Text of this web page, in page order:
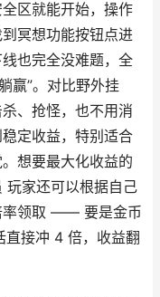
区就能开始，操作
冥想功能按钮点进
也完全没难题，全
赢”。对比野外挂
、抢怪，也不用消
定收益，特别适合
想要最大化收益的
玩家还可以根据自己
率领取 —— 要是金币
直接冲 4 倍，收益翻